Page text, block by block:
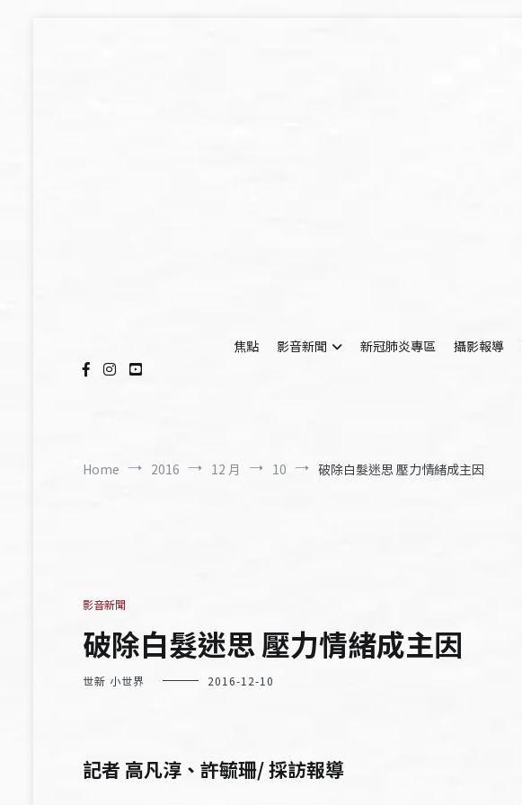
焦點
影音新聞 新冠肺炎專區 攝影報導
Home 2016 12 月 10 破除白髮迷思 壓力情緒成主因
影音新聞
破除白髮迷思 壓力情緒成主因
世新 小世界 2016-12-10
記者 高凡淳、許毓珊/ 採訪報導